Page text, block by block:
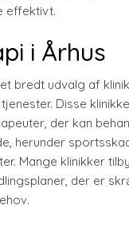
effektivt.
i Århus
bredt udvalg af
Disse
der kan
herunder
Mange klinikker
der er